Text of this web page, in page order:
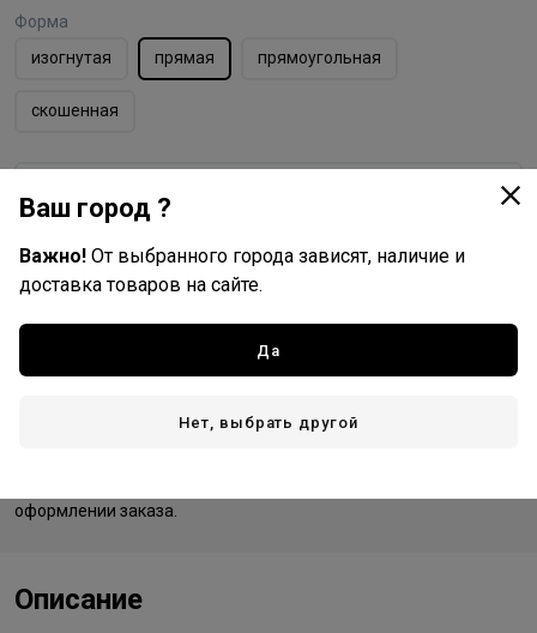
Форма
изогнутая
прямая прямоугольная
скошенная
HairWay
Германия - страна бренда
Китай - страна производства
оформлении заказа.
Описание
Ваш город ?
Важно! От выбранного города зависят, наличие и
доставка товаров на сайте.
Да
Нет, выбрать другой